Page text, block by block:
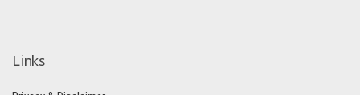
Links